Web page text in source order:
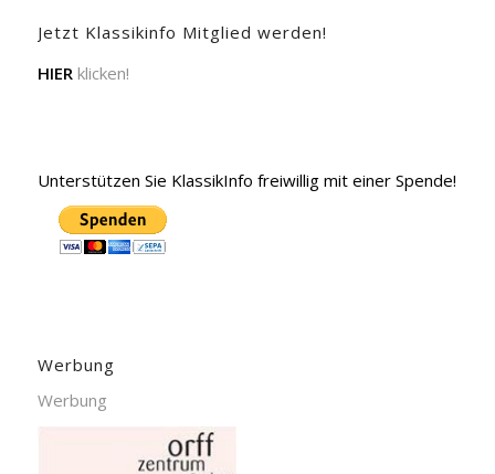
Jetzt Klassikinfo Mitglied werden!
HIER klicken!
Unterstützen Sie KlassikInfo freiwillig mit einer Spende!
Werbung
Werbung